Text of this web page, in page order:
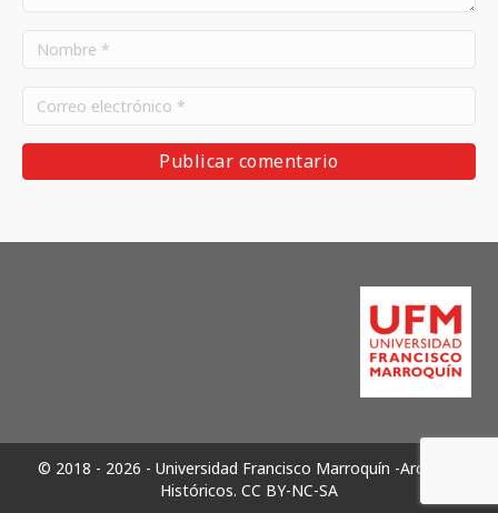
© 2018 - 2026 - Universidad Francisco Marroquín -Archivos
Históricos. CC BY-NC-SA